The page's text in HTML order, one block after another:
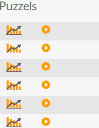
Puzzels